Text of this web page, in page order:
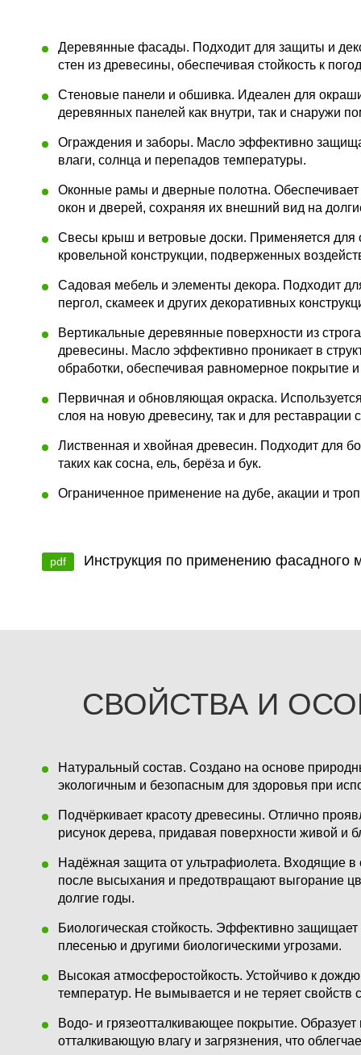
Деревянные фасады. Подходит для защиты и
стен из древесины, обеспечивая стойкость к
Стеновые панели и обшивка. Идеален для
деревянных панелей как внутри, так и снаружи
Ограждения и заборы. Масло эффективно
влаги, солнца и перепадов температуры.
Оконные рамы и дверные полотна.
окон и дверей, сохраняя их внешний вид на
Свесы крыш и ветровые доски. Применяется для
кровельной конструкции, подверженных
Садовая мебель и элементы декора. Подходит
пергол, скамеек и других декоративных
Вертикальные деревянные поверхности из
древесины. Масло эффективно проникает в
обработки, обеспечивая равномерное покрытие и
Первичная и обновляющая окраска.
слоя на новую древесину, так и для реставрации
Лиственная и хвойная древесин. Подходит для
таких как сосна, ель, берёза и бук.
Ограниченное применение на дубе, акации и
pdf Инструкция по применению фасадного
СВОЙСТВА И
Натуральный состав. Создано на основе
экологичным и безопасным для здоровья при
Подчёркивает красоту древесины. Отлично
рисунок дерева, придавая поверхности живой и
Надёжная защита от ультрафиолета. Входящие в
после высыхания и предотвращают выгорание
долгие годы.
Биологическая стойкость. Эффективно защищает
плесенью и другими биологическими угрозами.
Высокая атмосферостойкость. Устойчиво к
температур. Не вымывается и не теряет свойств
Водо- и грязеотталкивающее покрытие. Образует
отталкивающую влагу и загрязнения, что